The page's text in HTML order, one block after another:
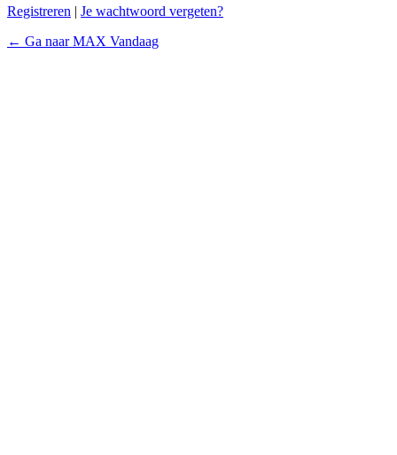
Registreren | Je wachtwoord vergeten?
← Ga naar MAX Vandaag